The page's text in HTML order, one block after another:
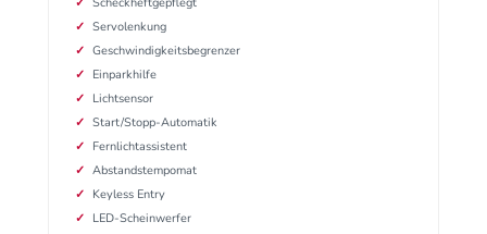
Servolenkung
Geschwindigkeitsbegrenzer
Einparkhilfe
Lichtsensor
Start/Stopp-Automatik
Fernlichtassistent
Abstandstempomat
Keyless Entry
LED-Scheinwerfer